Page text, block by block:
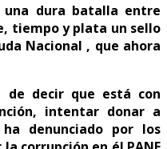
dura batalla entre
tiempo y plata un sello
Nacional , que ahora
de decir que está con
intentar donar a
denunciado por los